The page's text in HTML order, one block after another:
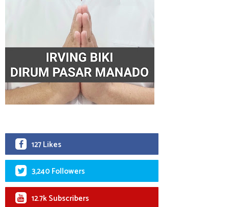
127 Likes
3,240 Followers
12.7k Subscribers